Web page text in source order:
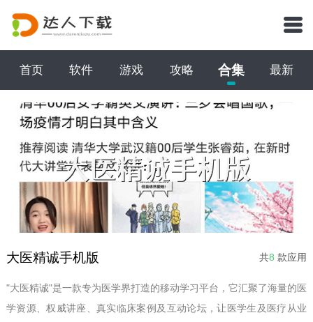
首页 软件 游戏 攻略 合集 最新
大医精诚手机版 共8 款应用
"大医精诚"是一款专为医学界打造的移动学习平台，它汇聚了海量的医
学资源、权威讲座、真实临床案例及互动论坛，让医学生及医疗从业